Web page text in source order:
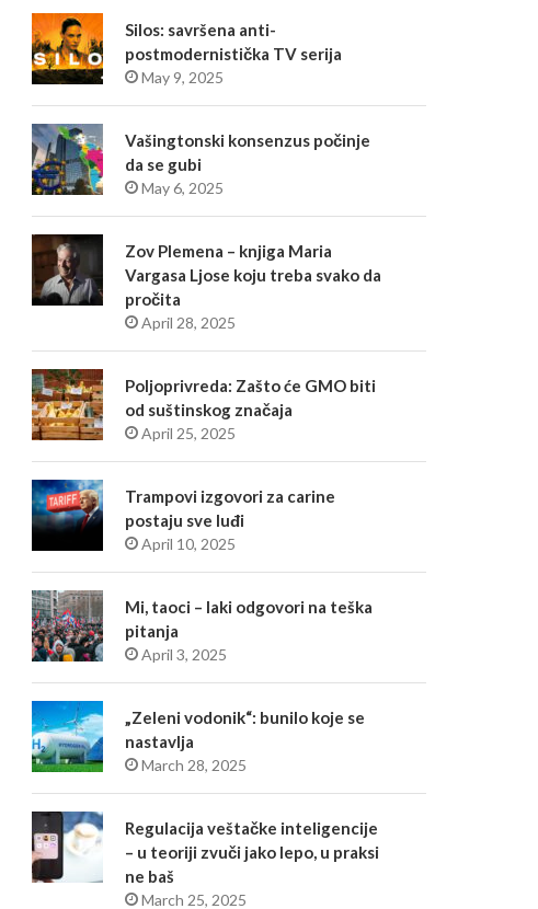
Silos: savršena anti-
postmodernistička TV serija
May 9, 2025
Vašingtonski konsenzus počinje
da se gubi
May 6, 2025
Zov Plemena – knjiga Maria
Vargasa Ljose koju treba svako da
pročita
April 28, 2025
Poljoprivreda: Zašto će GMO biti
od suštinskog značaja
April 25, 2025
Trampovi izgovori za carine
postaju sve luđi
April 10, 2025
Mi, taoci – laki odgovori na teška
pitanja
April 3, 2025
„Zeleni vodonik“: bunilo koje se
nastavlja
March 28, 2025
Regulacija veštačke inteligencije
– u teoriji zvuči jako lepo, u praksi
ne baš
March 25, 2025